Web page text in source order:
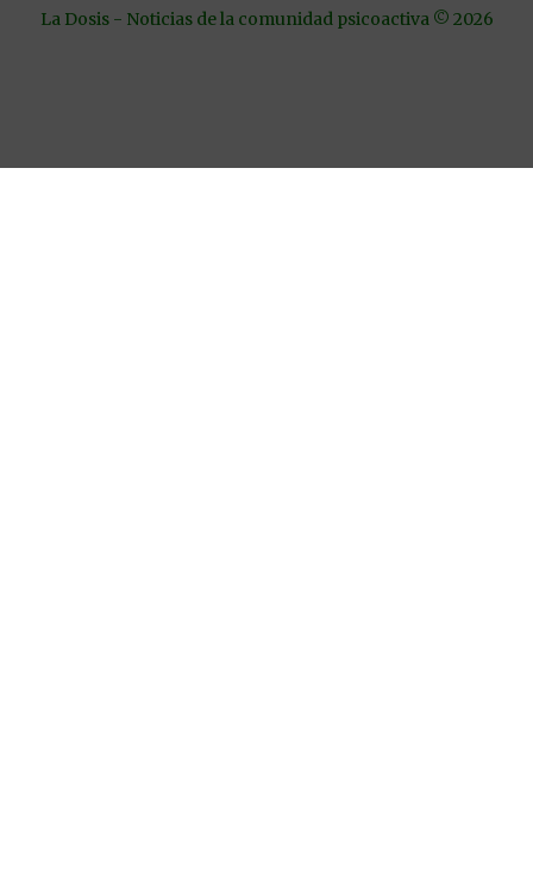
La Dosis - Noticias de la comunidad psicoactiva © 2026